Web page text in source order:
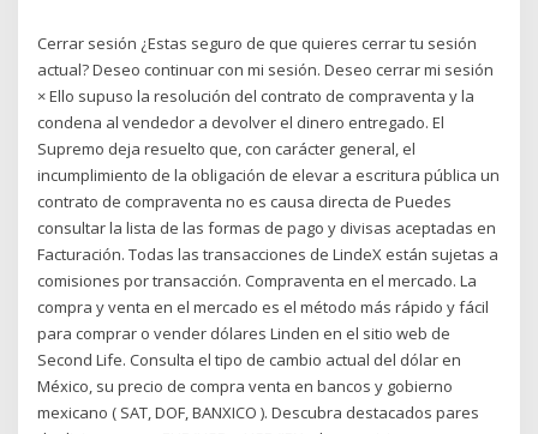
Cerrar sesión ¿Estas seguro de que quieres cerrar tu sesión
actual? Deseo continuar con mi sesión. Deseo cerrar mi sesión
× Ello supuso la resolución del contrato de compraventa y la
condena al vendedor a devolver el dinero entregado. El
Supremo deja resuelto que, con carácter general, el
incumplimiento de la obligación de elevar a escritura pública un
contrato de compraventa no es causa directa de Puedes
consultar la lista de las formas de pago y divisas aceptadas en
Facturación. Todas las transacciones de LindeX están sujetas a
comisiones por transacción. Compraventa en el mercado. La
compra y venta en el mercado es el método más rápido y fácil
para comprar o vender dólares Linden en el sitio web de
Second Life. Consulta el tipo de cambio actual del dólar en
México, su precio de compra venta en bancos y gobierno
mexicano ( SAT, DOF, BANXICO ). Descubra destacados pares